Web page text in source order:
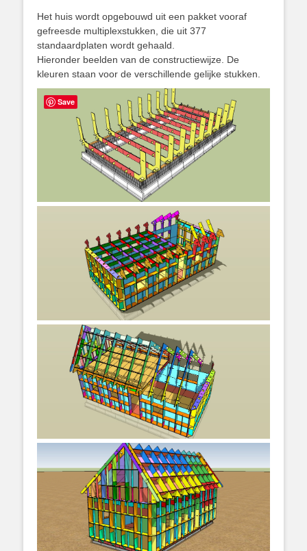
Het huis wordt opgebouwd uit een pakket vooraf
gefreesde multiplexstukken, die uit 377
standaardplaten wordt gehaald.
Hieronder beelden van de constructiewijze. De
kleuren staan voor de verschillende gelijke stukken.
Save